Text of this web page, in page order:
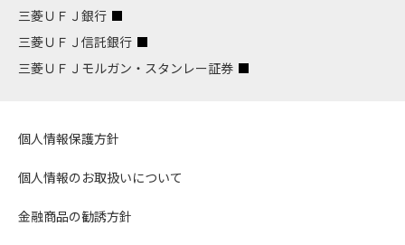
三菱ＵＦＪ銀行
三菱ＵＦＪ信託銀行
三菱ＵＦＪモルガン・スタンレー証券
個人情報保護方針
個人情報のお取扱いについて
金融商品の勧誘方針